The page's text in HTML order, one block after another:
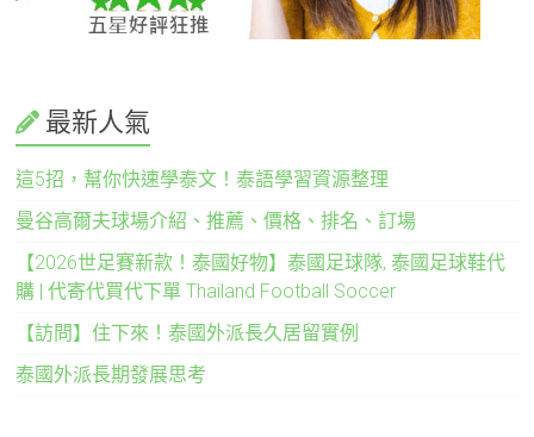
最新人氣
這5招，幫你快速學泰文！泰語學習資源整理
曼谷高爾夫球場介紹、推薦、價格、排名、訂場
【2026世足賽新款！泰國好物】泰國足球隊, 泰國足球鞋代
購 | 代寄代買代下單 Thailand Football Soccer
【訪問】住下來！泰國外派長久居留實例
泰國外派長期發展思考